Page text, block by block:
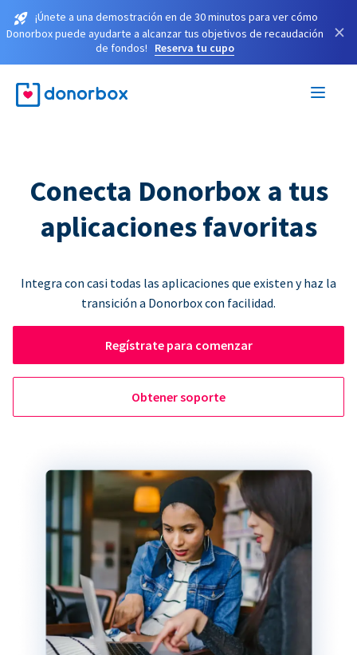
¡Únete a una demostración en de 30 minutos para ver cómo
Donorbox puede ayudarte a alcanzar tus objetivos de recaudación
de fondos!
Reserva tu cupo
×
Conecta Donorbox a tus
aplicaciones favoritas
Integra con casi todas las aplicaciones que existen y haz la
transición a Donorbox con facilidad.
Regístrate para comenzar
Obtener soporte